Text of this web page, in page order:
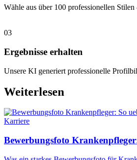
Wähle aus über 100 professionellen
03
Ergebnisse erhalten
Unsere KI generiert professionelle
Weiterlesen
Karriere
Bewerbungsfoto